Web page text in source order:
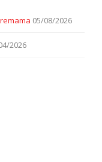
05/08/2026
2026